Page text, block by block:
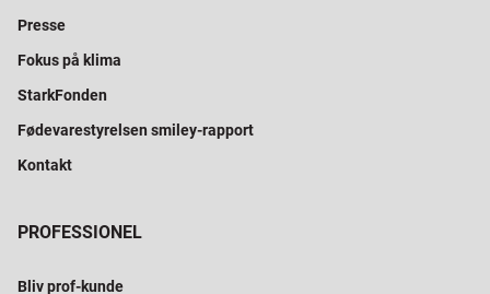
Presse
Fokus på klima
StarkFonden
Fødevarestyrelsen smiley-rapport
Kontakt
PROFESSIONEL
Bliv prof-kunde